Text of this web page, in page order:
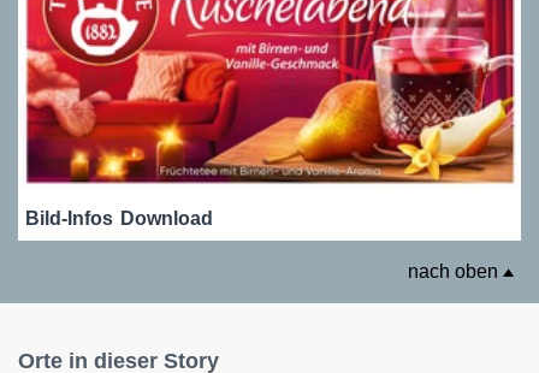
Bild-Infos Download
nach oben
Orte in dieser Story